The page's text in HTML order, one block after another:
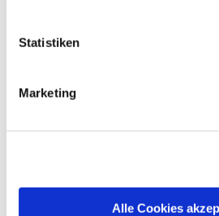
Statistiken
Marketing
Alle Cookies